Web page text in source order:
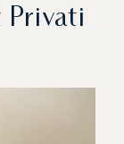
Privati